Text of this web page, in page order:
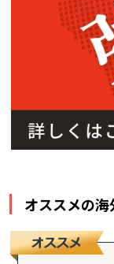
オススメの